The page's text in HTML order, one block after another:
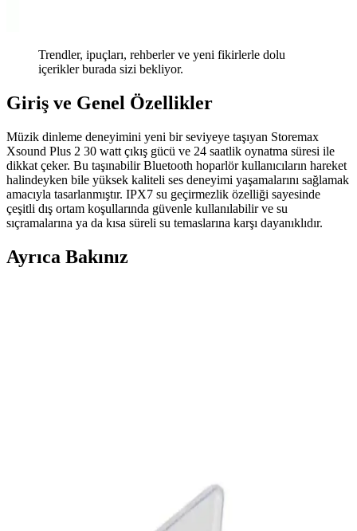
Trendler, ipuçları, rehberler ve yeni fikirlerle dolu
içerikler burada sizi bekliyor.
Giriş ve Genel Özellikler
Müzik dinleme deneyimini yeni bir seviyeye taşıyan Storemax
Xsound Plus 2 30 watt çıkış gücü ve 24 saatlik oynatma süresi ile
dikkat çeker. Bu taşınabilir Bluetooth hoparlör kullanıcıların hareket
halindeyken bile yüksek kaliteli ses deneyimi yaşamalarını sağlamak
amacıyla tasarlanmıştır. IPX7 su geçirmezlik özelliği sayesinde
çeşitli dış ortam koşullarında güvenle kullanılabilir ve su
sıçramalarına ya da kısa süreli su temaslarına karşı dayanıklıdır.
Ayrıca Bakınız
Seyahat tipi saç kurutma makineleri, hafif ve kompakt tasarımlarıyla
seyahatlerde kolay kullanım sağlar. Enerji verimli, taşınabilir ve çok
fonksiyonlu modellerle kişisel bakımınızı pratik hale getirin.